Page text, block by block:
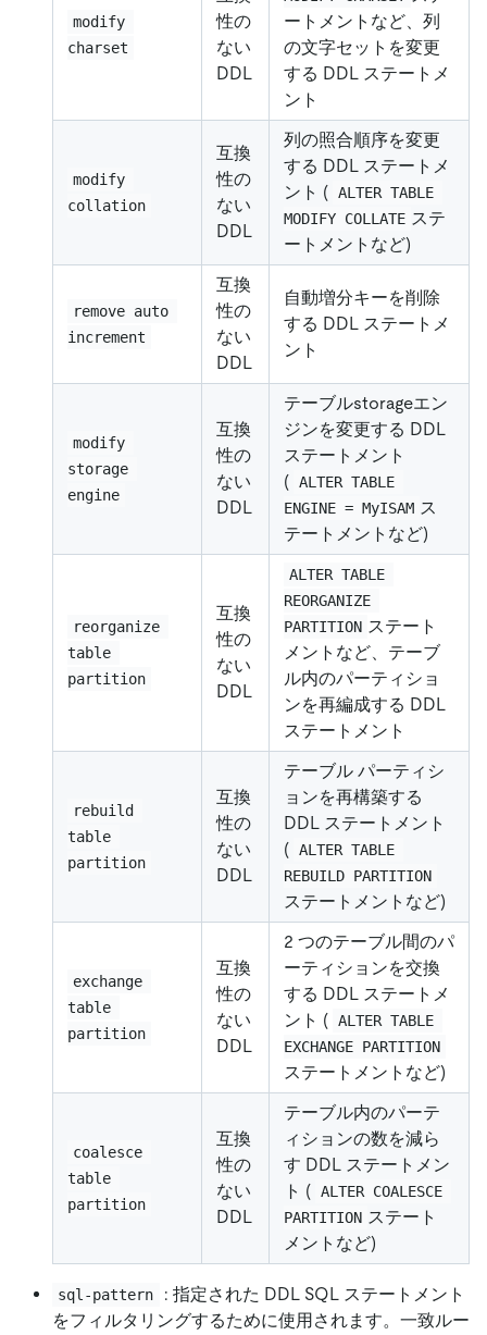
modify
charset
性の
ない
DDL
ートメントなど、列
の文字セットを変更
する DDL ステートメ
ント
modify
collation
互換
性の
ない
DDL
列の照合順序を変更
する DDL ステートメ
ント ( ALTER TABLE
MODIFY COLLATE ステ
ートメントなど)
remove auto
increment
互換
性の
ない
DDL
自動増分キーを削除
する DDL ステートメ
ント
modify
storage
engine
互換
性の
ない
DDL
テーブルstorageエン
ジンを変更する DDL
ステートメント
( ALTER TABLE
ENGINE = MyISAM ス
テートメントなど)
reorganize
table
partition
互換
性の
ない
DDL
ALTER TABLE
REORGANIZE
PARTITION ステート
メントなど、テーブ
ル内のパーティショ
ンを再編成する DDL
ステートメント
rebuild
table
partition
互換
性の
ない
DDL
テーブル パーティシ
ョンを再構築する
DDL ステートメント
( ALTER TABLE
REBUILD PARTITION
ステートメントなど)
exchange
table
partition
互換
性の
ない
DDL
2 つのテーブル間のパ
ーティションを交換
する DDL ステートメ
ント ( ALTER TABLE
EXCHANGE PARTITION
ステートメントなど)
coalesce
table
partition
互換
性の
ない
DDL
テーブル内のパーテ
ィションの数を減ら
す DDL ステートメン
ト ( ALTER COALESCE
PARTITION ステート
メントなど)
sql-pattern
: 指定された DDL SQL ステートメント
をフィルタリングするために使用されます。一致ルー